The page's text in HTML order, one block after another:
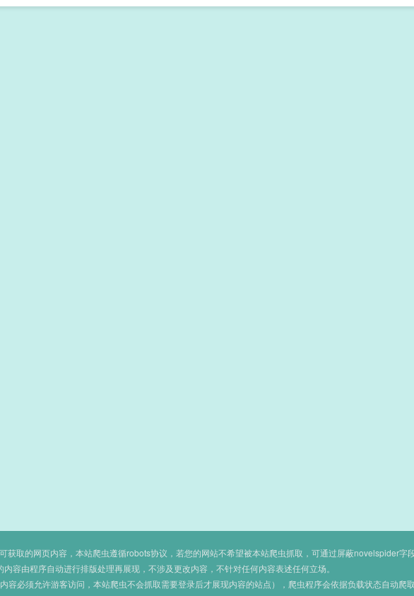
获取的网页内容，本站爬虫遵循robots协议，若您的网站不希望被本站爬虫抓取，可通过屏蔽novelspider字段
容由程序自动进行排版处理再展现，不涉及更改内容，不针对任何内容表述任何立场。
容必须允许游客访问，本站爬虫不会抓取需要登录后才展现内容的站点），爬虫程序会依据负载状态自动爬取